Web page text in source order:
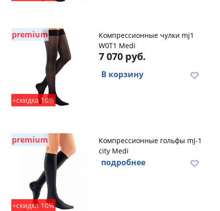
premium
+скидка 10%
Компрессионные чулки mj1
W0T1 Medi
7 070 руб.
В корзину
premium
+скидка 10%
Компрессионные гольфы mJ-1
city Medi
подробнее